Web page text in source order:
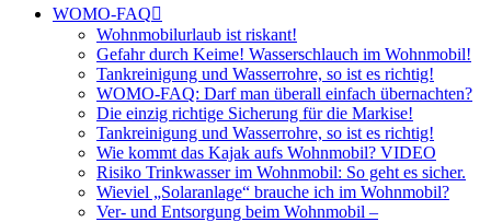
WOMO-FAQ
Wohnmobilurlaub ist riskant!
Gefahr durch Keime! Wasserschlauch im Wohnmobil!
Tankreinigung und Wasserrohre, so ist es richtig!
WOMO-FAQ: Darf man überall einfach übernachten?
Die einzig richtige Sicherung für die Markise!
Tankreinigung und Wasserrohre, so ist es richtig!
Wie kommt das Kajak aufs Wohnmobil? VIDEO
Risiko Trinkwasser im Wohnmobil: So geht es sicher.
Wieviel „Solaranlage“ brauche ich im Wohnmobil?
Ver- und Entsorgung beim Wohnmobil –